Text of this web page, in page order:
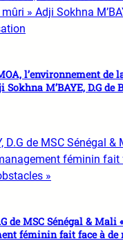
l’environnement
M’BAYE, D.G de
de MSC Sénégal & Mali
féminin fait face à de